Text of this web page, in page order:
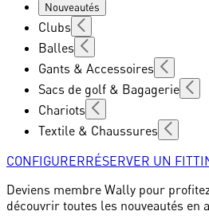
Nouveautés
Clubs
Balles
Gants & Accessoires
Sacs de golf & Bagagerie
Chariots
Textile & Chaussures
CONFIGURERRÉSERVER UN
Deviens membre Wally pour
découvrir toutes les nouveautés en